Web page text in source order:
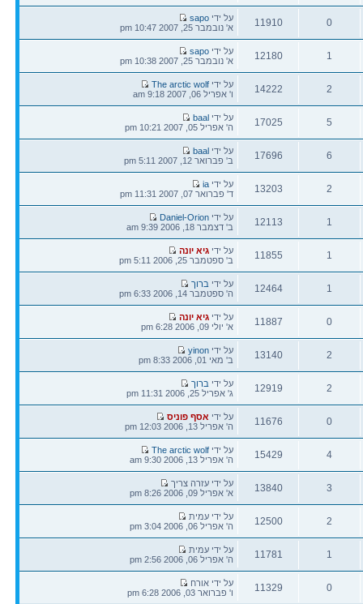
תגובות
צפיות
0
תגובות
11910
צפיות
הודעה
אחרונה
על ידיsapo
א' נובמבר 25, 2007 10:47 pm
1
תגובות
12180
צפיות
הודעה
אחרונה
על ידיsapo
א' נובמבר 25, 2007 10:38 pm
2
תגובות
14222
צפיות
הודעה
אחרונה
על ידיThe arctic wolf
ו' אפריל 06, 2007 9:18 am
5
תגובות
17025
צפיות
הודעה
אחרונה
על ידיbaal
ה' אפריל 05, 2007 10:21 pm
6
תגובות
17696
צפיות
הודעה
אחרונה
על ידיbaal
ב' פברואר 12, 2007 5:11 pm
2
תגובות
13203
צפיות
הודעה
אחרונה
על ידיia
ד' פברואר 07, 2007 11:31 pm
1
תגובות
12113
צפיות
הודעה
אחרונה
על ידיDaniel-Orion
ב' דצמבר 18, 2006 9:39 am
1
תגובות
11855
צפיות
הודעה
אחרונה
על ידיגיא יונה
ב' ספטמבר 25, 2006 5:11 pm
1
תגובות
12464
צפיות
הודעה
אחרונה
על ידי ברוך
ה' ספטמבר 14, 2006 6:33 pm
0
תגובות
11887
צפיות
הודעה
אחרונה
על ידיגיא יונה
א' יולי 09, 2006 6:28 pm
2
תגובות
13140
צפיות
הודעה
אחרונה
על ידיyinon
ב' מאי 01, 2006 8:33 pm
2
תגובות
12919
צפיות
הודעה
אחרונה
על ידי ברוך
ג' אפריל 25, 2006 11:31 pm
0
תגובות
11676
צפיות
הודעה
אחרונה
על ידי אסף פוניס
ה' אפריל 13, 2006 12:03 pm
4
תגובות
15429
צפיות
הודעה
אחרונה
על ידיThe arctic wolf
ה' אפריל 13, 2006 9:30 am
3
תגובות
13840
צפיות
הודעה
אחרונה
על ידי עזרה צריך
א' אפריל 09, 2006 8:26 pm
2
תגובות
12500
צפיות
הודעה
אחרונה
על ידי עמית
ה' אפריל 06, 2006 3:04 pm
1
תגובות
11781
צפיות
הודעה
אחרונה
על ידי עמית
ה' אפריל 06, 2006 2:56 pm
0
11329
הודעה
אחרונה
על ידי אורח
ו' פברואר 03, 2006 6:28 pm